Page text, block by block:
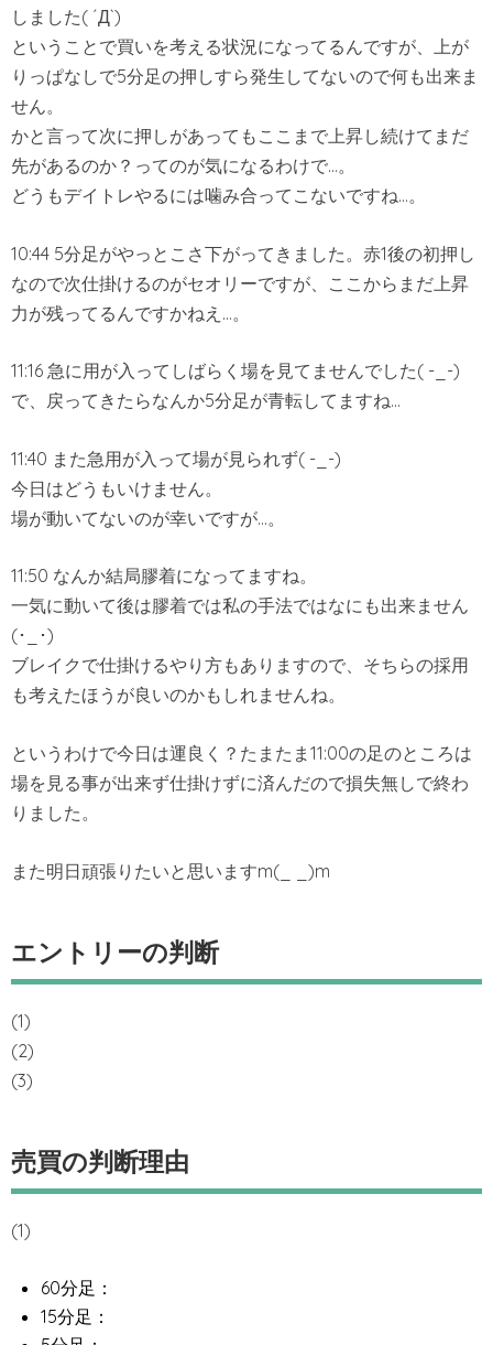
しました( ´Д`)
ということで買いを考える状況になってるんですが、上が
りっぱなしで5分足の押しすら発生してないので何も出来ま
せん。
かと言って次に押しがあってもここまで上昇し続けてまだ
先があるのか？ってのが気になるわけで…。
どうもデイトレやるには噛み合ってこないですね…。
10:44 5分足がやっとこさ下がってきました。赤1後の初押し
なので次仕掛けるのがセオリーですが、ここからまだ上昇
力が残ってるんですかねえ…。
11:16 急に用が入ってしばらく場を見てませんでした( -_-)
で、戻ってきたらなんか5分足が青転してますね…
11:40 また急用が入って場が見られず( -_-)
今日はどうもいけません。
場が動いてないのが幸いですが…。
11:50 なんか結局膠着になってますね。
一気に動いて後は膠着では私の手法ではなにも出来ません
(･_･)
ブレイクで仕掛けるやり方もありますので、そちらの採用
も考えたほうが良いのかもしれませんね。
というわけで今日は運良く？たまたま11:00の足のところは
場を見る事が出来ず仕掛けずに済んだので損失無しで終わ
りました。
また明日頑張りたいと思いますm(_ _)m
エントリーの判断
(1)
(2)
(3)
売買の判断理由
(1)
60分足：
15分足：